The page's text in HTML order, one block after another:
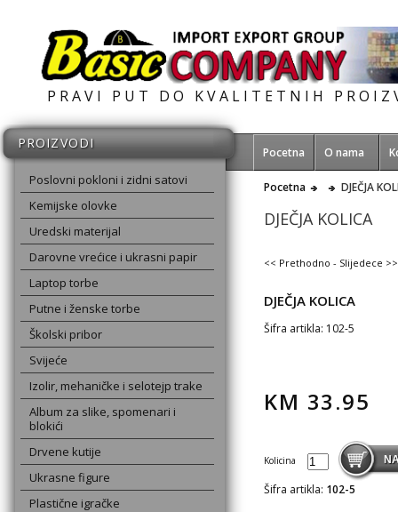
PRAVI PUT DO KVALITETNIH
Pocetna O nama
PROIZVODI
Poslovni pokloni i zidni satovi
Kemijske olovke
Uredski materijal
Darovne vrećice i ukrasni papir
Laptop torbe
Putne i ženske torbe
Školski pribor
Svijeće
Izolir, mehaničke i selotejp trake
Album za slike, spomenari i
blokići
Drvene kutije
Ukrasne figure
Plastične igračke
Pocetna DJEČJA
DJEČJA KOLICA
<< Prethodno - Slijedece >>
DJEČJA KOLICA
Šifra artikla: 102-5
KM 33.95
Kolicina
Šifra artikla: 102-5